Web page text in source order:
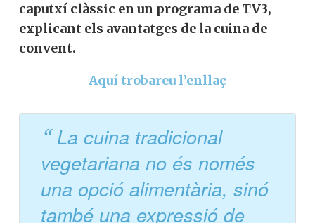
caputxí clàssic en un programa de TV3,
explicant els avantatges de la cuina de
convent.
Aquí trobareu l’enllaç
La cuina tradicional
vegetariana no és només
una opció alimentària, sinó
també una expressió de